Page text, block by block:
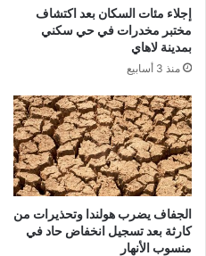
إجلاء مئات السكان بعد اكتشاف
مختبر مخدرات في حي سكني
بمدينة لاهاي
منذ 3 أسابيع
الجفاف يضرب هولندا وتحذيرات من
كارثة بعد تسجيل انخفاض حاد في
منسوب الأنهار